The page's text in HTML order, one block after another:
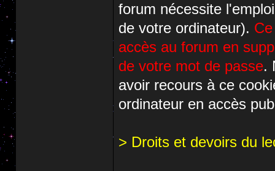
forum nécessite
de votre ordinateur).
accès au forum en
de votre mot de passe.
avoir recours à ce
ordinateur en accès
> Droits et devoirs du